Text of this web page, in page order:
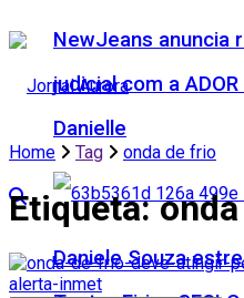
NewJeans anuncia
judicial com a
Danielle
Daniele Souza
Home Tag onda de frio
Etiqueta: